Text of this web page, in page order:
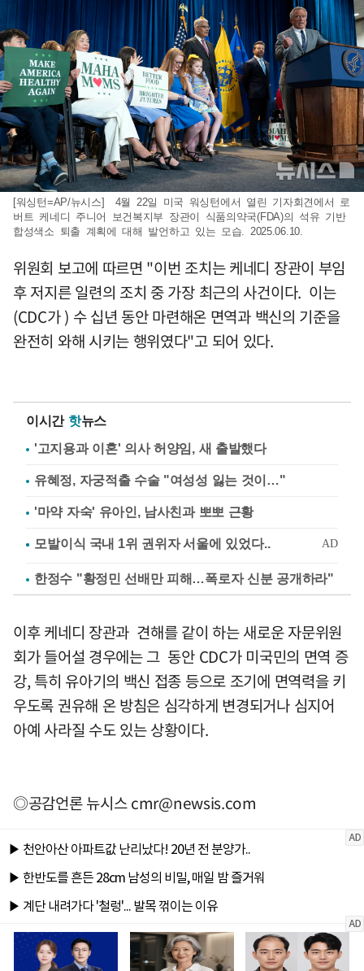
[워싱턴=AP/뉴시스] 4월 22일 미국 워싱턴에서 열린 기자회견에서 로
버트 케네디 주니어 보건복지부 장관이 식품의약국(FDA)의 석유 기반
합성색소 퇴출 계획에 대해 발언하고 있는 모습. 2025.06.10.
위원회 보고에 따르면 "이번 조치는 케네디 장관이 부임
후 저지른 일련의 조치 중 가장 최근의 사건이다. 이는
(CDC가 ) 수 십년 동안 마련해온 면역과 백신의 기준을
완전히 와해 시키는 행위였다"고 되어 있다.
이시간 핫뉴스
'고지용과 이혼' 의사 허양임, 새 출발했다
유혜정, 자궁적출 수술 "여성성 잃는 것이…"
'마약 자숙' 유아인, 남사친과 뽀뽀 근황
한정수 "황정민 선배만 피해…폭로자 신분 공개하라"
이후 케네디 장관과 견해를 같이 하는 새로운 자문위원
회가 들어설 경우에는 그 동안 CDC가 미국민의 면역 증
강, 특히 유아기의 백신 접종 등으로 조기에 면역력을 키
우도록 권유해 온 방침은 심각하게 변경되거나 심지어
아예 사라질 수도 있는 상황이다.
◎공감언론 뉴시스cmr@newsis.com